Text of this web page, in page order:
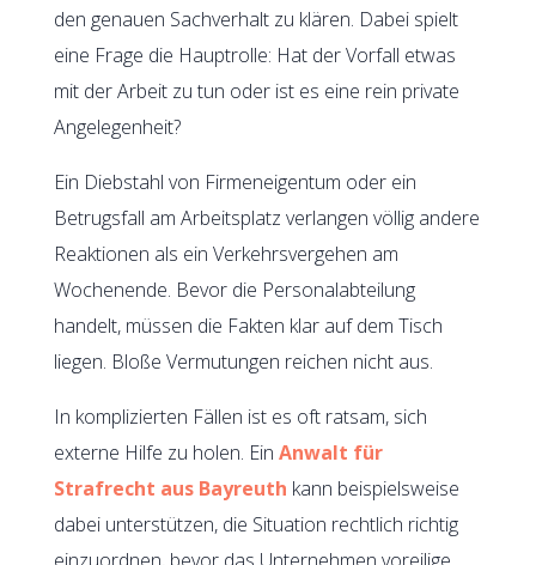
den genauen Sachverhalt zu klären. Dabei spielt
eine Frage die Hauptrolle: Hat der Vorfall etwas
mit der Arbeit zu tun oder ist es eine rein private
Angelegenheit?
Ein Diebstahl von Firmeneigentum oder ein
Betrugsfall am Arbeitsplatz verlangen völlig andere
Reaktionen als ein Verkehrsvergehen am
Wochenende. Bevor die Personalabteilung
handelt, müssen die Fakten klar auf dem Tisch
liegen. Bloße Vermutungen reichen nicht aus.
In komplizierten Fällen ist es oft ratsam, sich
externe Hilfe zu holen. Ein Anwalt für
Strafrecht aus Bayreuth kann beispielsweise
dabei unterstützen, die Situation rechtlich richtig